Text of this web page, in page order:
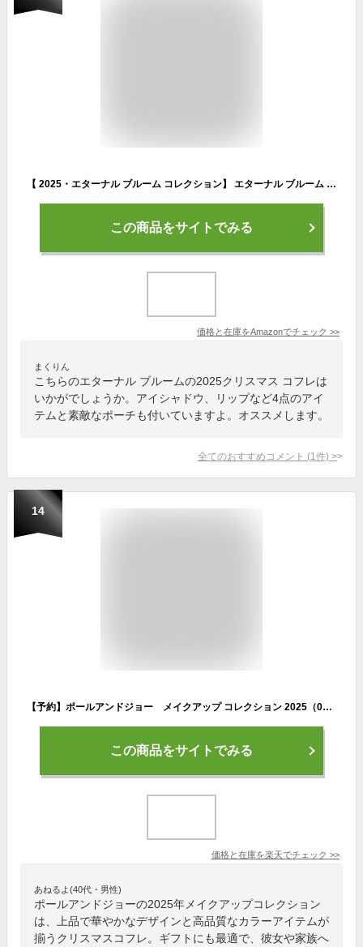
【 2025・エターナル ブルーム コレクション】 エターナル ブルーム コレクション クリスマスコフレ ホリデーコフレ ホリデーギフト 2025クリスマス クリスマスプレゼント コフレ
この商品をサイトでみる
価格と在庫をAmazonでチェック >>
まくりん
こちらのエターナル ブルームの2025クリスマス コフレは
いかがでしょうか。アイシャドウ、リップなど4点のアイ
テムと素敵なポーチも付いていますよ。オススメします。
全てのおすすめコメント (1 件) >
14
【予約】ポールアンドジョー メイクアップ コレクション 2025（002） 11月1日より順次発送 クリスマスコフレ 2025 ギフト プレゼント クリスマス 彼女 家族
この商品をサイトでみる
価格と在庫を楽天でチェック >>
あねるよ(40代・男性)
ポールアンドジョーの2025年メイクアップコレクション
は、上品で華やかなデザインと高品質なカラーアイテムが
揃うクリスマスコフレ。ギフトにも最適で、彼女や家族へ